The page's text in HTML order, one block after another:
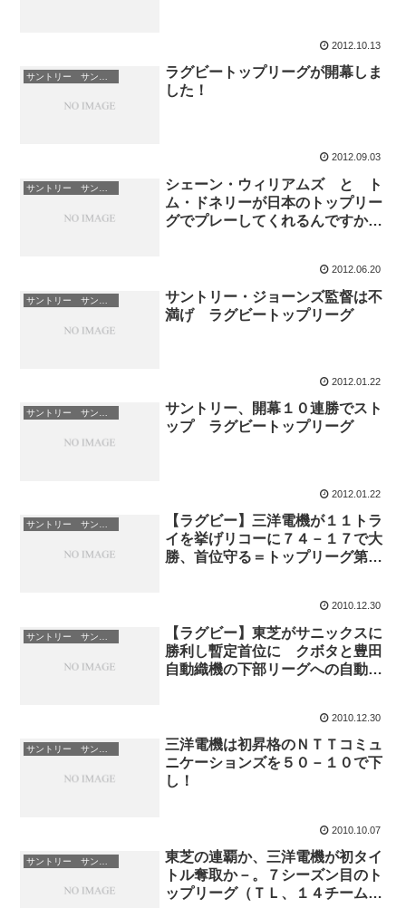
2012.10.13
ラグビートップリーグが開幕しま
した！
2012.09.03
サントリー サンゴリアス
シェーン・ウィリアムズ と ト
ム・ドネリーが日本のトップリー
グでプレーしてくれるんですかー
2012.06.20
サントリー・ジョーンズ監督は不
満げ ラグビートップリーグ
2012.01.22
サントリー、開幕１０連勝でスト
ップ ラグビートップリーグ
2012.01.22
サントリー サンゴリアス
【ラグビー】三洋電機が１１トラ
イを挙げリコーに７４－１７で大
勝、首位守る＝トップリーグ第１
2010.12.30
【ラグビー】東芝がサニックスに
勝利し暫定首位に クボタと豊田
自動織機の下部リーグへの自動降
2010.12.30
三洋電機は初昇格のＮＴＴコミュ
ニケーションズを５０－１０で下
し！
2010.10.07
東芝の連覇か、三洋電機が初タイ
トル奪取か－。７シーズン目のト
ップリーグ（ＴＬ、１４チーム）